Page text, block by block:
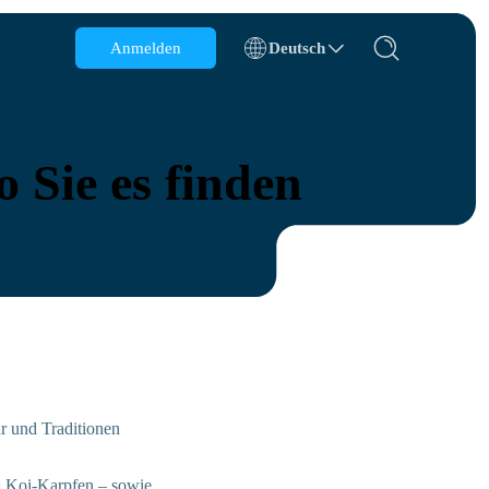
Anmelden Deutsch
Chile China
Dänemark
Sie es finden
und Traditionen
Koi-Karpfen – sowie